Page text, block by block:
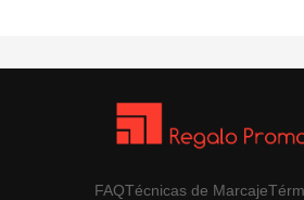
FAQTécnicas de Marcaje